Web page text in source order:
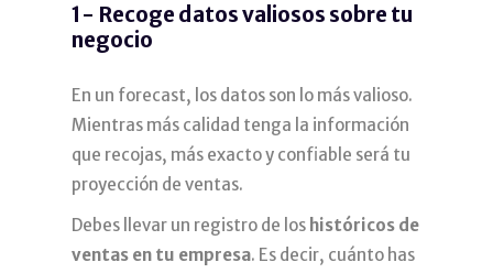
1- Recoge datos valiosos sobre tu
negocio
En un forecast, los datos son lo más valioso.
Mientras más calidad tenga la información
que recojas, más exacto y confiable será tu
proyección de ventas.
Debes llevar un registro de los históricos de
ventas en tu empresa. Es decir, cuánto has